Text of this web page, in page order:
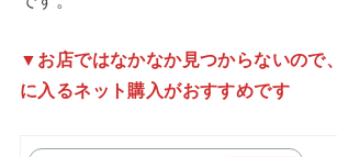
▼お店ではなかなか見つからないので
に入るネット購入がおすすめです